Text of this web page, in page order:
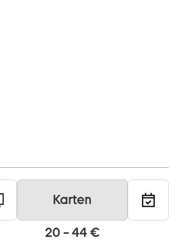
Karten
20 – 44 €